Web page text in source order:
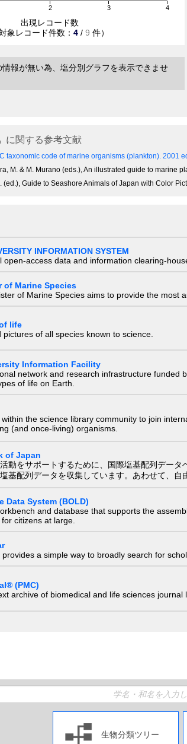
2 3 4
出現レコード数
対象レコード件数： 4 / 9 件）
報が無い為、塩分別グラフを表示できませ
に関する参考文献
taxonomic code of marine organisms (plankton). 2001
M. & M. Murano (eds.), An illustrated guide to marine
Guide to Seashore Animals of Japan with Color
INFORMATION SYSTEM
open-access data and information clearing-
of Marine Species
of Marine Species aims to provide the most
life
pictures of all species known to science.
Information Facility
network and research infrastructure funded
of life on Earth.
the science library community to join
(and once-living) organisms.
of Japan
動をサポートするために、国際塩基配列デー
基配列データを収集しています。あわせて、
Data System (BOLD)
and database that supports the
citizens at large.
a simple way to broadly search for
(PMC)
archive of biomedical and life sciences
生物分類ツリー